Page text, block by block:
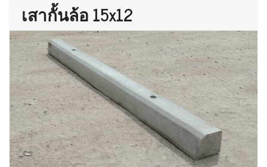
เสากั้นล้อ 15x12